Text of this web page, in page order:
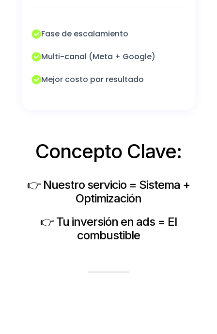
Fase de escalamiento
Multi-canal (Meta + Google)
Mejor costo por resultado
Concepto Clave:
👉 Nuestro servicio = Sistema +
Optimización
👉 Tu inversión en ads = El
combustible